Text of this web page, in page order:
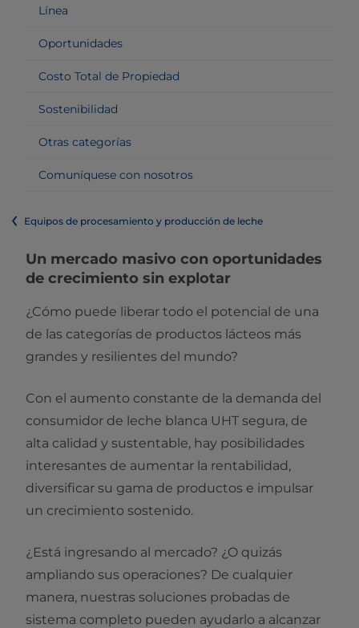
Línea
Oportunidades
Costo Total de Propiedad
Sostenibilidad
Otras categorías
Comuníquese con nosotros
Equipos de procesamiento y producción de leche
Un mercado masivo con oportunidades
de crecimiento sin explotar
¿Cómo puede liberar todo el potencial de una
de las categorías de productos lácteos más
grandes y resilientes del mundo?
Con el aumento constante de la demanda del
consumidor de leche blanca UHT segura, de
alta calidad y sustentable, hay posibilidades
interesantes de aumentar la rentabilidad,
diversificar su gama de productos e impulsar
un crecimiento sostenido.
¿Está ingresando al mercado? ¿O quizás
ampliando sus operaciones? De cualquier
manera, nuestras soluciones probadas de
sistema completo pueden ayudarlo a alcanzar